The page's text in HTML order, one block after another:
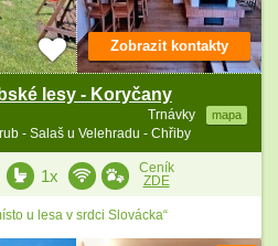
lesy - Koryčany
Trnávky mapa
- Salaš u Velehradu - Chřiby
Zobrazit kontakty
1x
Ceník
ZDE
u lesa v srdci Slovácka“